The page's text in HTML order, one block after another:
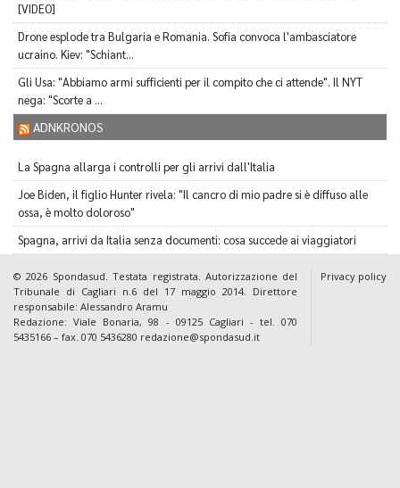
[VIDEO]
Drone esplode tra Bulgaria e Romania. Sofia convoca l'ambasciatore
ucraino. Kiev: "Schiant...
Gli Usa: "Abbiamo armi sufficienti per il compito che ci attende". Il NYT
nega: "Scorte a ...
ADNKRONOS
La Spagna allarga i controlli per gli arrivi dall'Italia
Joe Biden, il figlio Hunter rivela: "Il cancro di mio padre si è diffuso alle
ossa, è molto doloroso"
Spagna, arrivi da Italia senza documenti: cosa succede ai viaggiatori
Privacy policy
© 2026 Spondasud. Testata registrata. Autorizzazione del
Tribunale di Cagliari n.6 del 17 maggio 2014. Direttore
responsabile: Alessandro Aramu
Redazione: Viale Bonaria, 98 - 09125 Cagliari - tel. 070
5435166 – fax. 070 5436280 redazione@spondasud.it